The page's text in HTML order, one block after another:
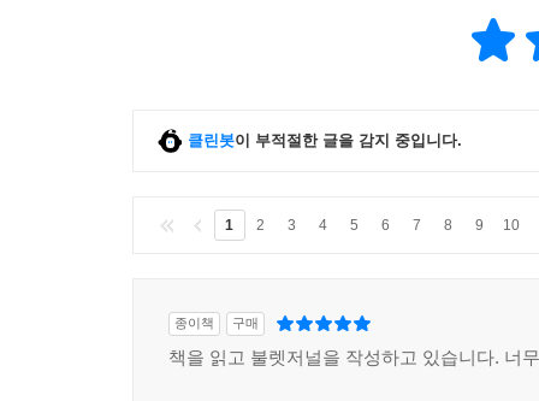
클린봇이 부적절한 글을 감지 중입니다.
1 2 3 4 5 6 7 8 9 10
종이책 구매
책을 읽고 불렛저널을 작성하고 있습니다. 너